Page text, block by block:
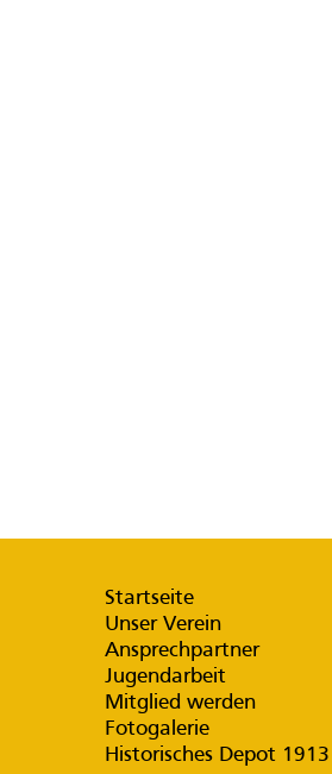
Startseite
Unser Verein
Ansprechpartner
Jugendarbeit
Mitglied werden
Fotogalerie
Historisches Depot 1913